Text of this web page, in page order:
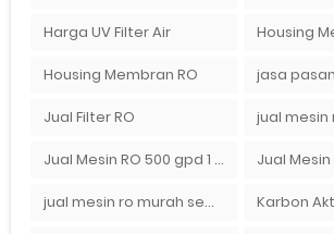
Harga UV Filter Air Housing
Housing Membran RO jasa
Jual Filter RO jual mesin
Jual Mesin RO 500 gpd 1 Membran
jual mesin ro murah semarang Karbon